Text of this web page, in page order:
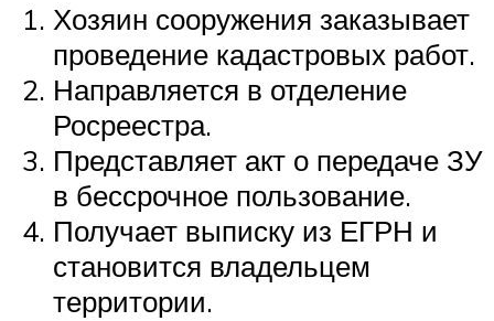
Хозяин сооружения заказывает
проведение кадастровых работ.
Направляется в отделение
Росреестра.
Представляет акт о передаче ЗУ
в бессрочное пользование.
Получает выписку из ЕГРН и
становится владельцем
территории.